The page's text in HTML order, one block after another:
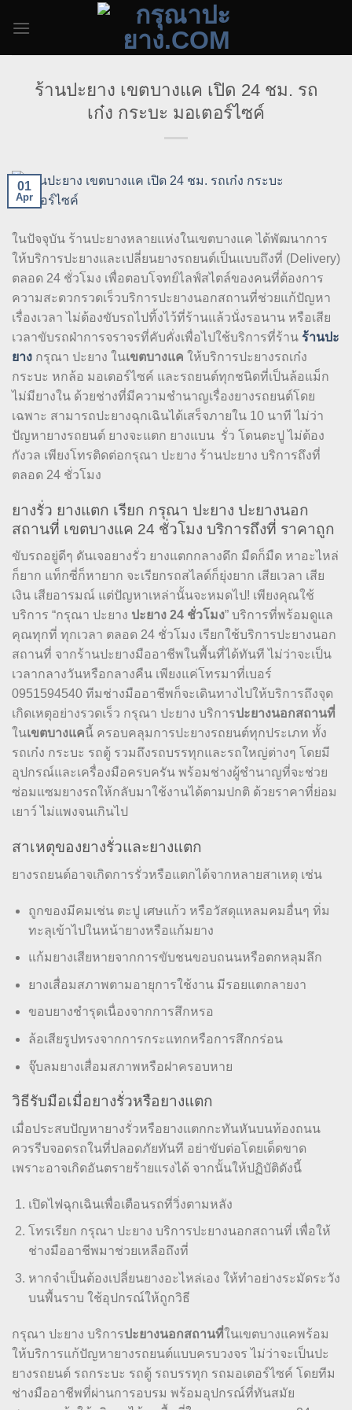
ร้านปะยาง เขตบางแค เปิด 24 ชม. รถ
เก๋ง กระบะ มอเตอร์ไซค์
01
Apr
ในปัจจุบัน ร้านปะยางหลายแห่งในเขตบางแค ได้พัฒนาการ
ให้บริการปะยางและเปลี่ยนยางรถยนต์เป็นแบบถึงที่ (Delivery)
ตลอด 24 ชั่วโมง เพื่อตอบโจทย์ไลฟ์สไตล์ของคนที่ต้องการ
ความสะดวกรวดเร็วบริการปะยางนอกสถานที่ช่วยแก้ปัญหา
เรื่องเวลา ไม่ต้องขับรถไปทิ้งไว้ที่ร้านแล้วนั่งรอนาน หรือเสีย
เวลาขับรถฝ่าการจราจรที่คับคั่งเพื่อไปใช้บริการที่ร้าน ร้านปะ
ยาง กรุณา ปะยาง ในเขตบางแค ให้บริการปะยางรถเก๋ง
กระบะ หกล้อ มอเตอร์ไซค์ และรถยนต์ทุกชนิดที่เป็นล้อแม็ก
ไม่มียางใน ด้วยช่างที่มีความชำนาญเรื่องยางรถยนต์โดย
เฉพาะ สามารถปะยางฉุกเฉินได้เสร็จภายใน 10 นาที ไม่ว่า
ปัญหายางรถยนต์ ยางจะแตก ยางแบน รั่ว โดนตะปู ไม่ต้อง
กังวล เพียงโทรติดต่อกรุณา ปะยาง ร้านปะยาง บริการถึงที่
ตลอด 24 ชั่วโมง
ยางรั่ว ยางแตก เรียก กรุณา ปะยาง ปะยางนอก
สถานที่ เขตบางแค 24 ชั่วโมง บริการถึงที่ ราคาถูก
ขับรถอยู่ดีๆ ดันเจอยางรั่ว ยางแตกกลางดึก มืดก็มืด หาอะไหล่
ก็ยาก แท็กซี่ก็หายาก จะเรียกรถสไลด์ก็ยุ่งยาก เสียเวลา เสีย
เงิน เสียอารมณ์ แต่ปัญหาเหล่านั้นจะหมดไป! เพียงคุณใช้
บริการ “กรุณา ปะยาง ปะยาง 24 ชั่วโมง” บริการที่พร้อมดูแล
คุณทุกที่ ทุกเวลา ตลอด 24 ชั่วโมง เรียกใช้บริการปะยางนอก
สถานที่ จากร้านปะยางมืออาชีพในพื้นที่ได้ทันที ไม่ว่าจะเป็น
เวลากลางวันหรือกลางคืน เพียงแค่โทรมาที่เบอร์
0951594540 ทีมช่างมืออาชีพก็จะเดินทางไปให้บริการถึงจุด
เกิดเหตุอย่างรวดเร็ว กรุณา ปะยาง บริการปะยางนอกสถานที่
ในเขตบางแคนี้ ครอบคลุมการปะยางรถยนต์ทุกประเภท ทั้ง
รถเก๋ง กระบะ รถตู้ รวมถึงรถบรรทุกและรถใหญ่ต่างๆ โดยมี
อุปกรณ์และเครื่องมือครบครัน พร้อมช่างผู้ชำนาญที่จะช่วย
ซ่อมแซมยางรถให้กลับมาใช้งานได้ตามปกติ ด้วยราคาที่ย่อม
เยาว์ ไม่แพงจนเกินไป
สาเหตุของยางรั่วและยางแตก
ยางรถยนต์อาจเกิดการรั่วหรือแตกได้จากหลายสาเหตุ เช่น
ถูกของมีคมเช่น ตะปู เศษแก้ว หรือวัสดุแหลมคมอื่นๆ ทิ่ม
ทะลุเข้าไปในหน้ายางหรือแก้มยาง
แก้มยางเสียหายจากการขับชนขอบถนนหรือตกหลุมลึก
ยางเสื่อมสภาพตามอายุการใช้งาน มีรอยแตกลายงา
ขอบยางชำรุดเนื่องจากการสึกหรอ
ล้อเสียรูปทรงจากการกระแทกหรือการสึกกร่อน
จุ๊บลมยางเสื่อมสภาพหรือฝาครอบหาย
วิธีรับมือเมื่อยางรั่วหรือยางแตก
เมื่อประสบปัญหายางรั่วหรือยางแตกกะทันหันบนท้องถนน
ควรรีบจอดรถในที่ปลอดภัยทันที อย่าขับต่อโดยเด็ดขาด
เพราะอาจเกิดอันตรายร้ายแรงได้ จากนั้นให้ปฏิบัติดังนี้
เปิดไฟฉุกเฉินเพื่อเตือนรถที่วิ่งตามหลัง
โทรเรียก กรุณา ปะยาง บริการปะยางนอกสถานที่ เพื่อให้
ช่างมืออาชีพมาช่วยเหลือถึงที่
หากจำเป็นต้องเปลี่ยนยางอะไหล่เอง ให้ทำอย่างระมัดระวัง
บนพื้นราบ ใช้อุปกรณ์ให้ถูกวิธี
กรุณา ปะยาง บริการปะยางนอกสถานที่ในเขตบางแคพร้อม
ให้บริการแก้ปัญหายางรถยนต์แบบครบวงจร ไม่ว่าจะเป็นปะ
ยางรถยนต์ รถกระบะ รถตู้ รถบรรทุก รถมอเตอร์ไซค์ โดยทีม
ช่างมืออาชีพที่ผ่านการอบรม พร้อมอุปกรณ์ที่ทันสมัย